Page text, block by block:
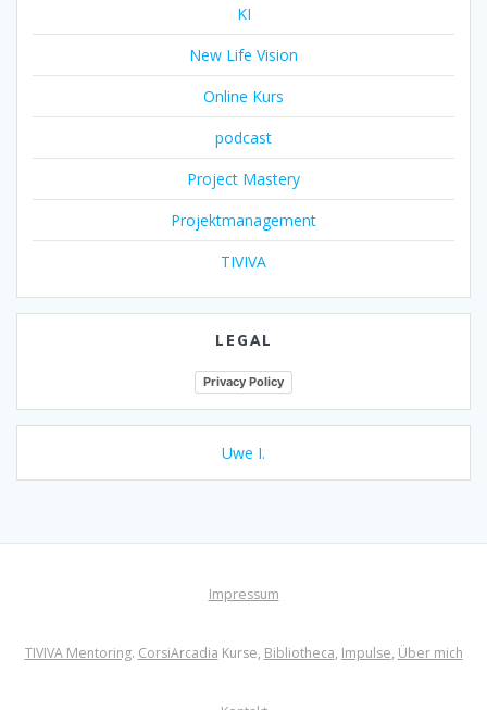
KI
New Life Vision
Online Kurs
podcast
Project Mastery
Projektmanagement
TIVIVA
LEGAL
Privacy Policy
Uwe I.
Impressum
TIVIVA Mentoring. CorsiArcadia Kurse, Bibliotheca, Impulse, Über mich